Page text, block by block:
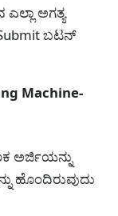
ಅಗತ್ಯ
ಬಟನ್
Machine-
ಅರ್ಜಿಯನ್ನು
ಹೊಂದಿರುವುದು